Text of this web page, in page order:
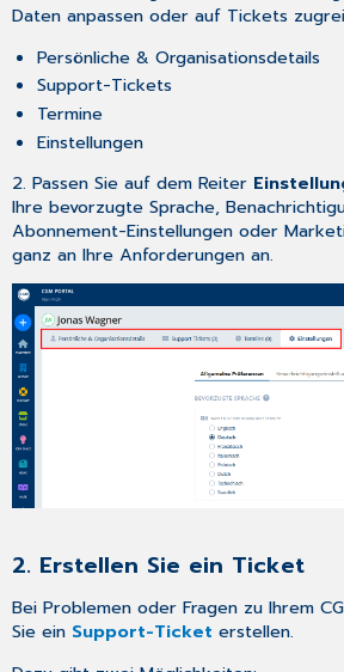
Daten anpassen oder auf Tickets
Persönliche & Organisationsdetails
Support-Tickets
Termine
Einstellungen
2. Passen Sie auf dem Reiter
Ihre bevorzugte Sprache,
Abonnement-Einstellungen oder
ganz an Ihre Anforderungen an.
2. Erstellen Sie ein Ticket
Bei Problemen oder Fragen zu Ihrem
Sie ein Support-Ticket erstellen.